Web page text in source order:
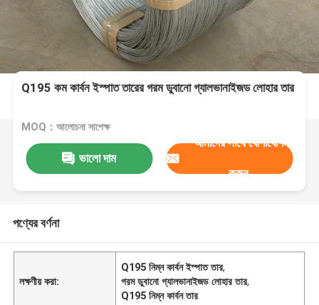
Q195 কম কার্বন ইস্পাত তারের গরম ডুবানো গ্যালভানাইজড লোহার তার
MOQ：আলোচনা সাপেক্ষ
ভালো দাম
আমাদের সাথে যোগাযোগ
করুন
পণ্যের বর্ণনা
লক্ষণীয় করা:
Q195 নিম্ন কার্বন ইস্পাত তার,
গরম ডুবানো গ্যালভানাইজড লোহার তার,
Q195 নিম্ন কার্বন তার